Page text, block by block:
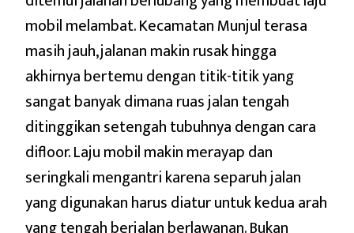
mobil melambat. Kecamatan Munjul terasa
masih jauh, jalanan makin rusak hingga
akhirnya bertemu dengan titik-titik yang
sangat banyak dimana ruas jalan tengah
ditinggikan setengah tubuhnya dengan cara
difloor. Laju mobil makin merayap dan
seringkali mengantri karena separuh jalan
yang digunakan harus diatur untuk kedua arah